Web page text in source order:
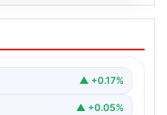
rapçi Yuşa
kontrol ile
▲ +0.17%
▲ +0.05%